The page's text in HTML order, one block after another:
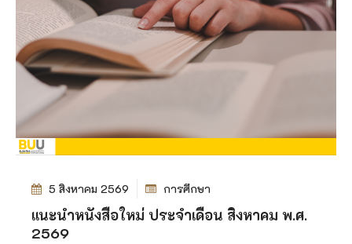
5 สิงหาคม 2569 การศึกษา
แนะนำหนังสือใหม่ ประจำเดือน สิงหาคม พ.ศ.
2569